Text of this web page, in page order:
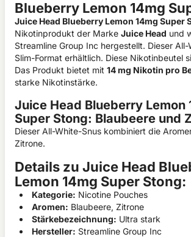
Blueberry Lemon 14mg
Juice Head Blueberry Lemon 14mg Super
Nikotinprodukt der Marke Juice Head und
Streamline Group Inc hergestellt. Dieser
Slim-Format erhältlich. Diese Nikotinbeutel
Das Produkt bietet mit 14 mg Nikotin pro
starke Nikotinstärke.
Juice Head Blueberry Lemon
Super Stong: Blaubeere und
Dieser All-White-Snus kombiniert die
Zitrone.
Details zu Juice Head
Lemon 14mg Super Stong:
Kategorie: Nicotine Pouches
Aromen: Blaubeere, Zitrone
Stärkebezeichnung: Ultra stark
Hersteller: Streamline Group Inc